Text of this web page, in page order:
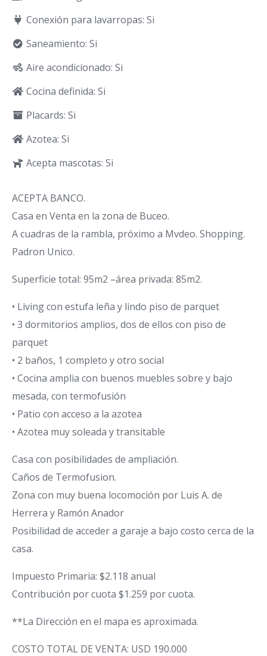
Conexión para lavarropas: Si
Saneamiento: Si
Aire acondicionado: Si
Cocina definida: Si
Placards: Si
Azotea: Si
Acepta mascotas: Si
ACEPTA BANCO.
Casa en Venta en la zona de Buceo.
A cuadras de la rambla, próximo a Mvdeo. Shopping.
Padron Unico.
Superficie total: 95m2 –área privada: 85m2.
• Living con estufa leña y lindo piso de parquet
• 3 dormitorios amplios, dos de ellos con piso de
parquet
• 2 baños, 1 completo y otro social
• Cocina amplia con buenos muebles sobre y bajo
mesada, con termofusión
• Patio con acceso a la azotea
• Azotea muy soleada y transitable
Casa con posibilidades de ampliación.
Caños de Termofusion.
Zona con muy buena locomoción por Luis A. de
Herrera y Ramón Anador
Posibilidad de acceder a garaje a bajo costo cerca de la
casa.
Impuesto Primaria: $2.118 anual
Contribución por cuota $1.259 por cuota.
**La Dirección en el mapa es aproximada.
COSTO TOTAL DE VENTA: USD 190.000